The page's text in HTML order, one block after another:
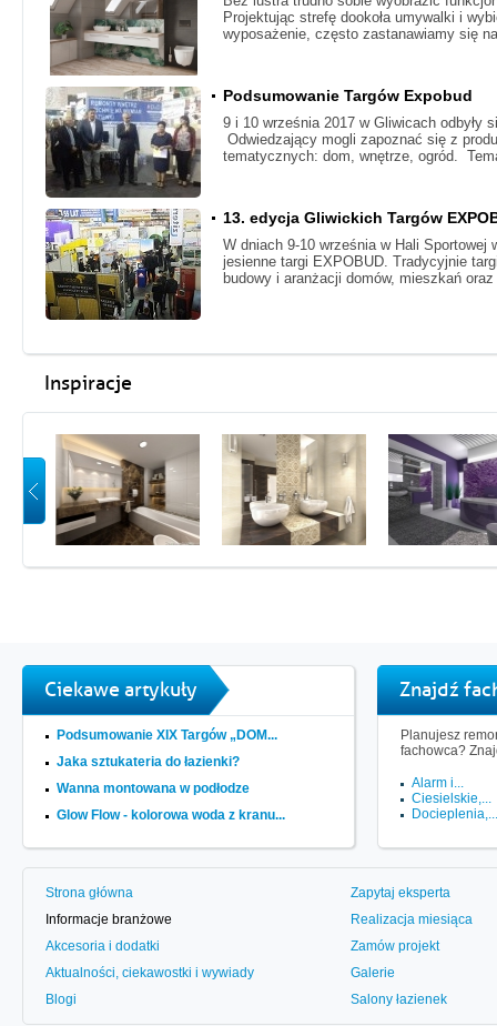
Projektując strefę dookoła umywalki i
wyposażenie, często zastanawiamy się
Podsumowanie Targów Expobud
​9 i 10 września 2017 w Gliwicach odbyły
Odwiedzający mogli zapoznać się z
tematycznych: dom, wnętrze, ogród.
13. edycja Gliwickich Targów
W dniach 9-10 września w Hali Sportowej
jesienne targi EXPOBUD. Tradycyjnie
budowy i aranżacji domów, mieszkań
Inspiracje
Ciekawe artykuły
Podsumowanie XIX Targów „DOM...
Jaka sztukateria do łazienki?
Wanna montowana w podłodze
Glow Flow - kolorowa woda z kranu...
Znajdź
Planujesz
fachowca?
Alarm i...
Ciesielskie,...
Docieplenia,...
Strona główna
Informacje branżowe
Akcesoria i dodatki
Aktualności, ciekawostki i wywiady
Blogi
Zapytaj eksperta
Realizacja miesiąca
Zamów projekt
Galerie
Salony łazienek